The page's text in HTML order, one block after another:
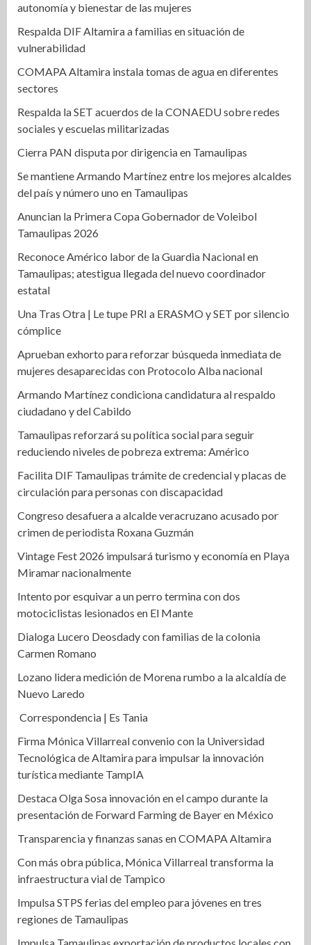
autonomía y bienestar de las mujeres
Respalda DIF Altamira a familias en situación de
vulnerabilidad
COMAPA Altamira instala tomas de agua en diferentes
sectores
Respalda la SET acuerdos de la CONAEDU sobre redes
sociales y escuelas militarizadas
Cierra PAN disputa por dirigencia en Tamaulipas
Se mantiene Armando Martínez entre los mejores alcaldes
del país y número uno en Tamaulipas
Anuncian la Primera Copa Gobernador de Voleibol
Tamaulipas 2026
Reconoce Américo labor de la Guardia Nacional en
Tamaulipas; atestigua llegada del nuevo coordinador
estatal
Una Tras Otra | Le tupe PRI a ERASMO y SET por silencio
cómplice
Aprueban exhorto para reforzar búsqueda inmediata de
mujeres desaparecidas con Protocolo Alba nacional
Armando Martínez condiciona candidatura al respaldo
ciudadano y del Cabildo
Tamaulipas reforzará su política social para seguir
reduciendo niveles de pobreza extrema: Américo
Facilita DIF Tamaulipas trámite de credencial y placas de
circulación para personas con discapacidad
Congreso desafuera a alcalde veracruzano acusado por
crimen de periodista Roxana Guzmán
Vintage Fest 2026 impulsará turismo y economía en Playa
Miramar nacionalmente
Intento por esquivar a un perro termina con dos
motociclistas lesionados en El Mante
Dialoga Lucero Deosdady con familias de la colonia
Carmen Romano
Lozano lidera medición de Morena rumbo a la alcaldía de
Nuevo Laredo
Correspondencia | Es Tania
Firma Mónica Villarreal convenio con la Universidad
Tecnológica de Altamira para impulsar la innovación
turística mediante TampIA
Destaca Olga Sosa innovación en el campo durante la
presentación de Forward Farming de Bayer en México
Transparencia y finanzas sanas en COMAPA Altamira
Con más obra pública, Mónica Villarreal transforma la
infraestructura vial de Tampico
Impulsa STPS ferias del empleo para jóvenes en tres
regiones de Tamaulipas